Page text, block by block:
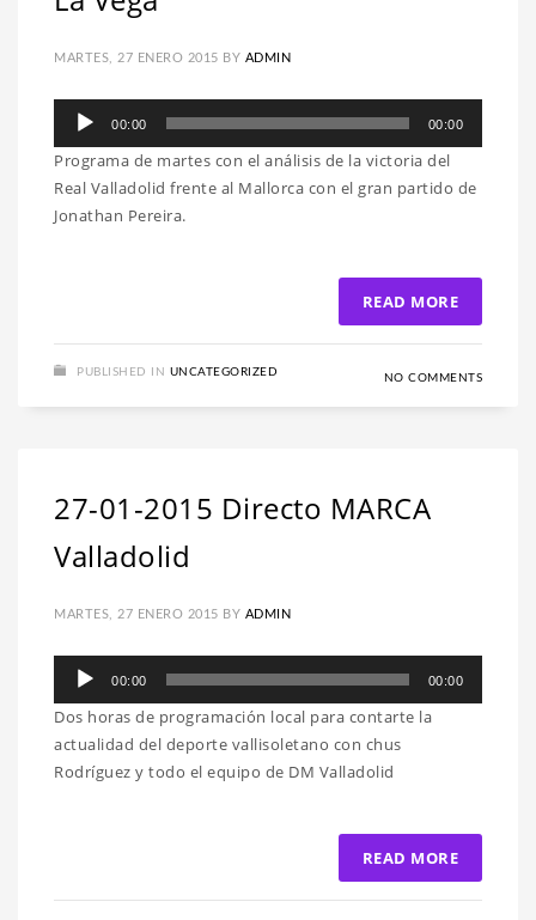
MARTES, 27 ENERO 2015 BY ADMIN
Reproductor
audio
00:00 00:00
Programa de martes con el análisis de la victoria del
Real Valladolid frente al Mallorca con el gran partido de
Jonathan Pereira.
READ MORE
PUBLISHED IN UNCATEGORIZED NO COMMENTS
27-01-2015 Directo MARCA
Valladolid
MARTES, 27 ENERO 2015 BY ADMIN
Reproductor
audio
00:00 00:00
Dos horas de programación local para contarte la
actualidad del deporte vallisoletano con chus
Rodríguez y todo el equipo de DM Valladolid
READ MORE